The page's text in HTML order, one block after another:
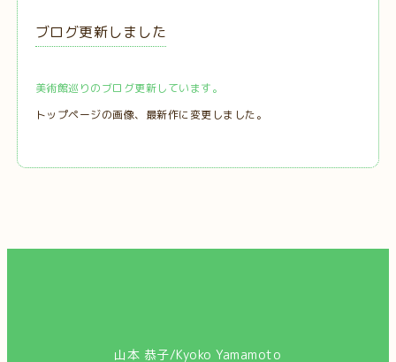
ブログ更新しました
美術館巡りのブログ更新しています。
トップページの画像、最新作に変更しました。
山本 恭子/Kyoko Yamamoto